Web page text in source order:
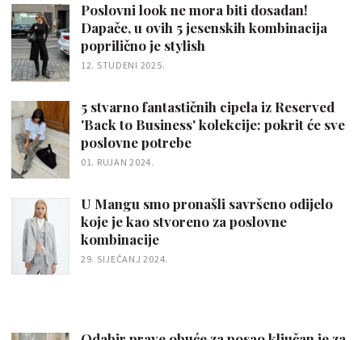
Poslovni look ne mora biti dosadan!
Dapače, u ovih 5 jesenskih kombinacija
poprilično je stylish
12. STUDENI 2025.
5 stvarno fantastičnih cipela iz Reserved
'Back to Business' kolekcije: pokrit će sve
poslovne potrebe
01. RUJAN 2024.
U Mangu smo pronašli savršeno odijelo
koje je kao stvoreno za poslovne
kombinacije
29. SIJEČANJ 2024.